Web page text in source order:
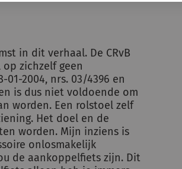
in dit verhaal. De CRvB
zichzelf geen
01-2004, nrs. 03/4396 en
is dus niet voldoende om
worden. Een rolstoel zelf
Het doel en de
worden. Mijn inziens is
onlosmakelijk
de aankoppelfiets zijn. Dit